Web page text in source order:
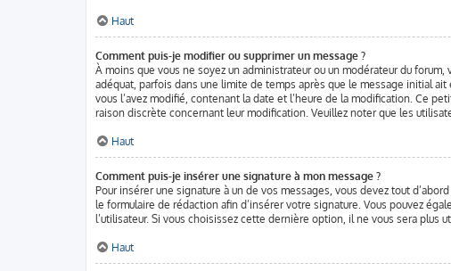
Haut
Comment puis-je modifier ou supprimer un message ?
À moins que vous ne soyez un administrateur ou un modérateur du
adéquat, parfois dans une limite de temps après que le message initial
vous l’avez modifié, contenant la date et l’heure de la modification. Ce
raison discrète concernant leur modification. Veuillez noter que les
Haut
Comment puis-je insérer une signature à mon message ?
Pour insérer une signature à un de vos messages, vous devez tout
le formulaire de rédaction afin d’insérer votre signature. Vous pouvez
l’utilisateur. Si vous choisissez cette dernière option, il ne vous sera plus
Haut